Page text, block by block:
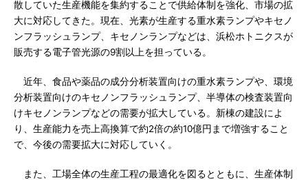
散していた生産機能を集約することで供給体制を強化、市場の拡
大に対応してきた。現在、光素が生産する重水素ランプやキセノ
ンフラッシュランプ、キセノンランプなどは、浜松ホトニクスが
販売する電子管光源の9割以上を担っている。
近年、食品や薬品の成分分析装置向けの重水素ランプや、環境
分析装置向けのキセノンフラッシュランプ、半導体の検査装置向
けキセノンランプなどの需要が拡大している。新棟の建設によ
り、生産能力を売上高換算で約2倍の約10億円まで増強すること
で、今後の需要拡大に対応していく。
また、工場全体の生産工程の最適化を図るとともに、生産体制